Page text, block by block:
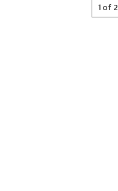
1 of 2